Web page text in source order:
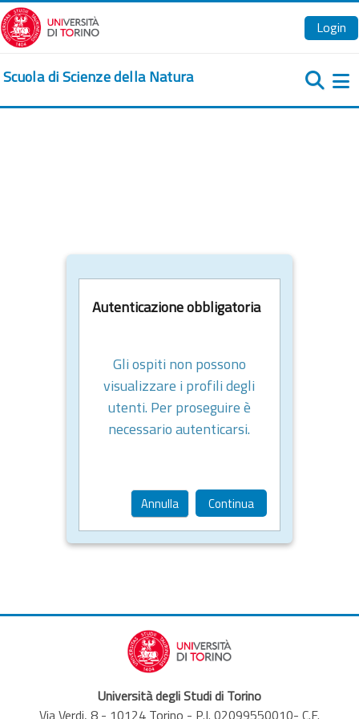
Vai al contenuto principale
Login
Scuola di Scienze della Natura
Autenticazione obbligatoria
Gli ospiti non possono
visualizzare i profili degli
utenti. Per proseguire è
necessario autenticarsi.
Annulla Continua
Università degli Studi di Torino
Via Verdi, 8 - 10124 Torino - P.I. 02099550010- C.F.